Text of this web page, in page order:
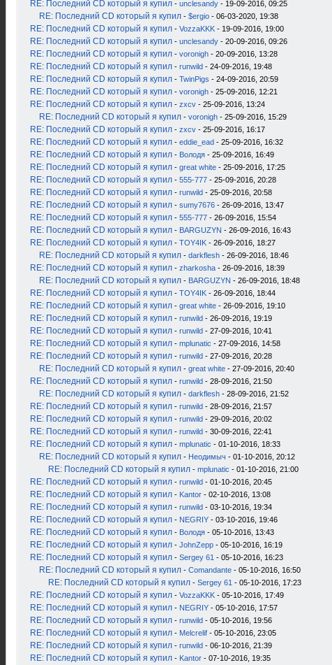
RE: Последний CD который я купил - unclesandy - 19-09-2016, 09:25
RE: Последний CD который я купил - $ergio - 06-03-2020, 19:38
RE: Последний CD который я купил - VozzaKKK - 19-09-2016, 19:00
RE: Последний CD который я купил - unclesandy - 20-09-2016, 09:26
RE: Последний CD который я купил - voronigh - 20-09-2016, 13:28
RE: Последний CD который я купил - runwild - 24-09-2016, 19:48
RE: Последний CD который я купил - TwinPigs - 24-09-2016, 20:59
RE: Последний CD который я купил - voronigh - 25-09-2016, 12:21
RE: Последний CD который я купил - zxcv - 25-09-2016, 13:24
RE: Последний CD который я купил - voronigh - 25-09-2016, 15:29
RE: Последний CD который я купил - zxcv - 25-09-2016, 16:17
RE: Последний CD который я купил - eddie_ead - 25-09-2016, 16:32
RE: Последний CD который я купил - Володя - 25-09-2016, 16:49
RE: Последний CD который я купил - great white - 25-09-2016, 17:25
RE: Последний CD который я купил - 555-777 - 25-09-2016, 20:28
RE: Последний CD который я купил - runwild - 25-09-2016, 20:58
RE: Последний CD который я купил - sumy7676 - 26-09-2016, 13:47
RE: Последний CD который я купил - 555-777 - 26-09-2016, 15:54
RE: Последний CD который я купил - BARGUZYN - 26-09-2016, 16:43
RE: Последний CD который я купил - TOY4IK - 26-09-2016, 18:27
RE: Последний CD который я купил - darkflesh - 26-09-2016, 18:46
RE: Последний CD который я купил - zharkosha - 26-09-2016, 18:39
RE: Последний CD который я купил - BARGUZYN - 26-09-2016, 18:48
RE: Последний CD который я купил - TOY4IK - 26-09-2016, 18:44
RE: Последний CD который я купил - great white - 26-09-2016, 19:10
RE: Последний CD который я купил - runwild - 26-09-2016, 19:19
RE: Последний CD который я купил - runwild - 27-09-2016, 10:41
RE: Последний CD который я купил - mplunatic - 27-09-2016, 14:58
RE: Последний CD который я купил - runwild - 27-09-2016, 20:28
RE: Последний CD который я купил - great white - 27-09-2016, 20:40
RE: Последний CD который я купил - runwild - 28-09-2016, 21:50
RE: Последний CD который я купил - darkflesh - 28-09-2016, 21:52
RE: Последний CD который я купил - runwild - 28-09-2016, 21:57
RE: Последний CD который я купил - runwild - 29-09-2016, 20:02
RE: Последний CD который я купил - runwild - 30-09-2016, 22:41
RE: Последний CD который я купил - mplunatic - 01-10-2016, 18:33
RE: Последний CD который я купил - Неодимыч - 01-10-2016, 20:12
RE: Последний CD который я купил - mplunatic - 01-10-2016, 21:00
RE: Последний CD который я купил - runwild - 01-10-2016, 20:45
RE: Последний CD который я купил - Kantor - 02-10-2016, 13:08
RE: Последний CD который я купил - runwild - 03-10-2016, 19:34
RE: Последний CD который я купил - NEGRIY - 03-10-2016, 19:46
RE: Последний CD который я купил - Володя - 05-10-2016, 13:43
RE: Последний CD который я купил - JohnZepp - 05-10-2016, 16:19
RE: Последний CD который я купил - Sergey 61 - 05-10-2016, 16:23
RE: Последний CD который я купил - Comandante - 05-10-2016, 16:50
RE: Последний CD который я купил - Sergey 61 - 05-10-2016, 17:23
RE: Последний CD который я купил - VozzaKKK - 05-10-2016, 17:49
RE: Последний CD который я купил - NEGRIY - 05-10-2016, 17:57
RE: Последний CD который я купил - runwild - 05-10-2016, 19:56
RE: Последний CD который я купил - Melcrelif - 05-10-2016, 23:05
RE: Последний CD который я купил - runwild - 06-10-2016, 21:39
RE: Последний CD который я купил - Kantor - 07-10-2016, 19:35